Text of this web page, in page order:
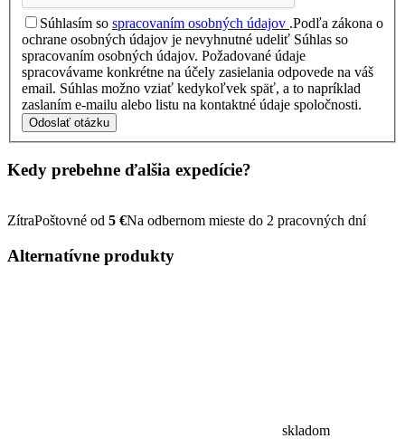
Súhlasím so spracovaním osobných údajov .Podľa zákona o
ochrane osobných údajov je nevyhnutné udeliť Súhlas so
spracovaním osobných údajov. Požadované údaje
spracovávame konkrétne na účely zasielania odpovede na váš
email. Súhlas možno vziať kedykoľvek späť, a to napríklad
zaslaním e-mailu alebo listu na kontaktné údaje spoločnosti.
Odoslať otázku
Kedy prebehne ďalšia expedície?
ZítraPoštovné od 5 €Na odbernom mieste do 2 pracovných dní
Alternatívne produkty
skladom